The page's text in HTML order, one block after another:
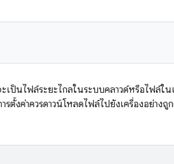
ะเป็นไฟล์ระยะไกลในระบบคลาวด์หรือไฟล์ใ
ตั้งค่าควรดาวน์โหลดไฟล์ไปยังเครื่องอย่าง